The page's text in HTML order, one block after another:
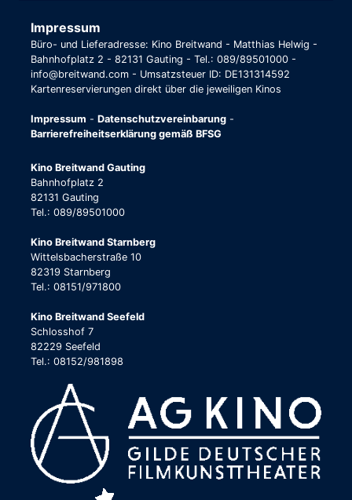
Impressum
Büro- und Lieferadresse: Kino Breitwand - Matthias Helwig -
Bahnhofplatz 2 - 82131 Gauting - Tel.: 089/89501000 -
info@breitwand.com - Umsatzsteuer ID: DE131314592
Kartenreservierungen direkt über die jeweiligen Kinos
Impressum - Datenschutzvereinbarung -
Barrierefreiheitserklärung gemäß BFSG
Kino Breitwand Gauting
Bahnhofplatz 2
82131 Gauting
Tel.: 089/89501000
Kino Breitwand Starnberg
Wittelsbacherstraße 10
82319 Starnberg
Tel.: 08151/971800
Kino Breitwand Seefeld
Schlosshof 7
82229 Seefeld
Tel.: 08152/981898